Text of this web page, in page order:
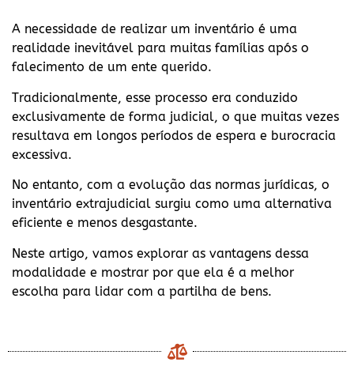
A necessidade de realizar um inventário é uma
realidade inevitável para muitas famílias após o
falecimento de um ente querido.
Tradicionalmente, esse processo era conduzido
exclusivamente de forma judicial, o que muitas vezes
resultava em longos períodos de espera e burocracia
excessiva.
No entanto, com a evolução das normas jurídicas, o
inventário extrajudicial surgiu como uma alternativa
eficiente e menos desgastante.
Neste artigo, vamos explorar as vantagens dessa
modalidade e mostrar por que ela é a melhor
escolha para lidar com a partilha de bens.